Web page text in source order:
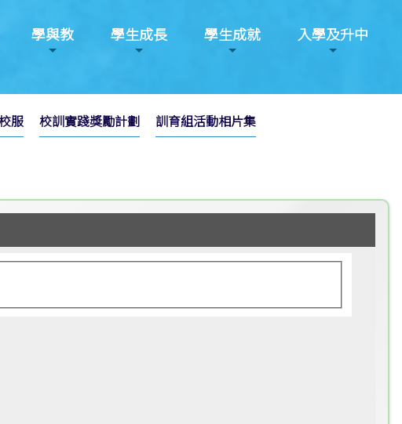
學與教 學生成長 學生成就 入學及升中
服 校訓實踐獎勵計劃 訓育組活動相片集